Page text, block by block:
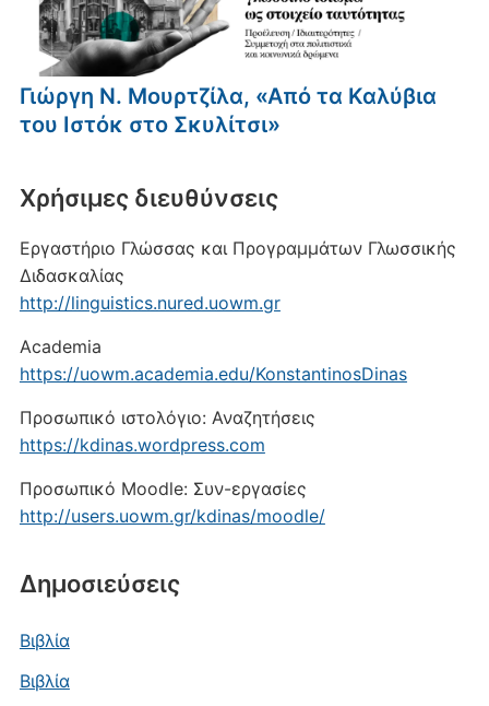
Γιώργη Ν. Μουρτζίλα, «Από τα Καλύβια
του Ιστόκ στο Σκυλίτσι»
Xρήσιμες διευθύνσεις
Εργαστήριο Γλώσσας και Προγραμμάτων Γλωσσικής
Διδασκαλίας
http://linguistics.nured.uowm.gr
Academia
https://uowm.academia.edu/KonstantinosDinas
Προσωπικό ιστολόγιο: Αναζητήσεις
https://kdinas.wordpress.com
Προσωπικό Moodle: Συν-εργασίες
http://users.uowm.gr/kdinas/moodle/
Δημοσιεύσεις
Βιβλία
Βιβλία